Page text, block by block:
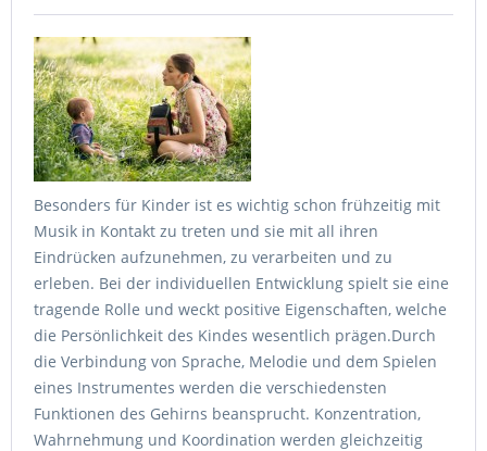
Besonders für Kinder ist es wichtig schon frühzeitig mit
Musik in Kontakt zu treten und sie mit all ihren
Eindrücken aufzunehmen, zu verarbeiten und zu
erleben. Bei der individuellen Entwicklung spielt sie eine
tragende Rolle und weckt positive Eigenschaften, welche
die Persönlichkeit des Kindes wesentlich prägen.Durch
die Verbindung von Sprache, Melodie und dem Spielen
eines Instrumentes werden die verschiedensten
Funktionen des Gehirns beansprucht. Konzentration,
Wahrnehmung und Koordination werden gleichzeitig